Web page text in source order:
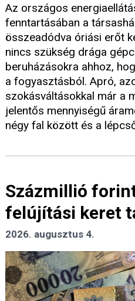
Az országos
fenntartásában a
összeadódva óriási erőt
nincs szükség drága
beruházásokra ahhoz,
a fogyasztásból. Apró,
szokásváltásokkal már a
jelentős mennyiségű
négy fal között és a
Százmillió
felújítási keret
2026. augusztus 4.